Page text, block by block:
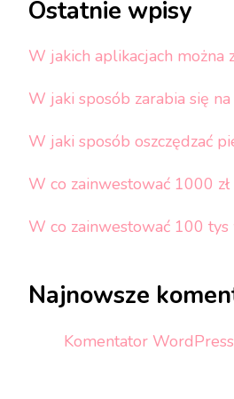
Ostatnie wpisy
W jakich aplikacjach można
W jaki sposób zarabia się
W jaki sposób oszczędzać
W co zainwestować 1000 zł
W co zainwestować 100
Najnowsze
Komentator WordPress